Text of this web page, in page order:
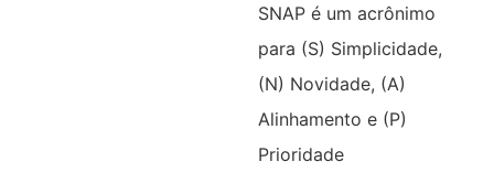
SNAP é um acrônimo
para (S) Simplicidade,
(N) Novidade, (A)
Alinhamento e (P)
Prioridade